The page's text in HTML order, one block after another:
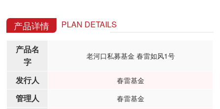
产品详情 PLAN DETAILS
产品名
字
老河口私募基金 春雷如风1号
发行人 春雷基金
管理人 春雷基金